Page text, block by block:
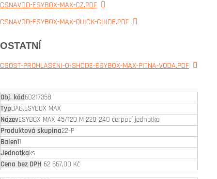
CSNAVOD-ESYBOX-MAX-CZ.PDF
CSNAVOD-ESYBOX-MAX-QUICK-GUIDE.PDF
OSTATNÍ
CSOST-PROHLASENI-O-SHODE-ESYBOX-MAX-PITNA-VODA.PDF
60217358
DAB.ESYBOX MAX
ESYBOX MAX 45/120 M 220-240 čerpací jednotka
22-P
1
ks
62 667,00 Kč